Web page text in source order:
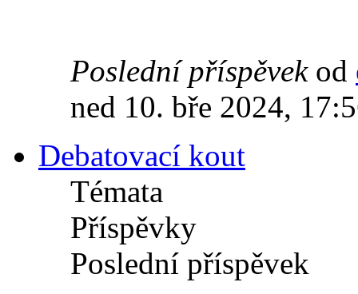
Poslední příspěvekod
ned 10. bře 2024,
Debatovací kout
Témata
Příspěvky
Poslední příspěvek